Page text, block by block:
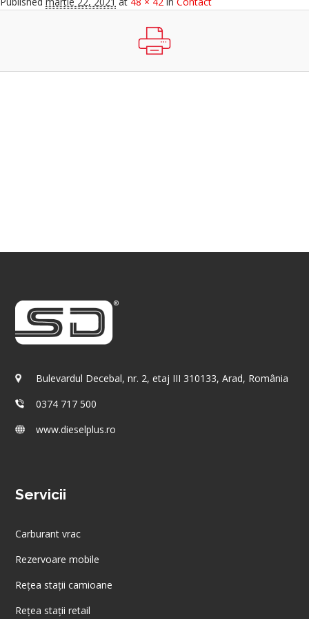
Bulevardul Decebal, nr. 2, etaj III 310133, Arad, România
0374 717 500
www.dieselplus.ro
Servicii
Carburant vrac
Rezervoare mobile
Rețea stații camioane
Rețea stații retail